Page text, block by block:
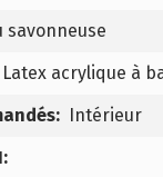
savonneuse
Latex acrylique à
Intérieur